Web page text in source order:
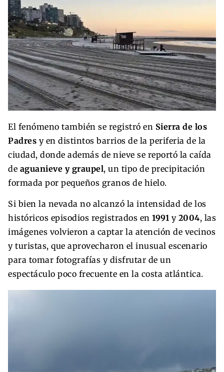
El fenómeno también se registró en Sierra de los
Padres y en distintos barrios de la periferia de la
ciudad, donde además de nieve se reportó la caída
de aguanieve y graupel, un tipo de precipitación
formada por pequeños granos de hielo.
Si bien la nevada no alcanzó la intensidad de los
históricos episodios registrados en 1991 y 2004, las
imágenes volvieron a captar la atención de vecinos
y turistas, que aprovecharon el inusual escenario
para tomar fotografías y disfrutar de un
espectáculo poco frecuente en la costa atlántica.